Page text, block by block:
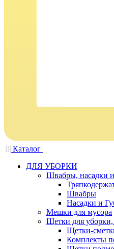
Каталог
ДЛЯ УБОРКИ
Швабры, насадки
Швабры
Насадки и
Мешки для мусора
Щетки для
Щетки-
Комплекты